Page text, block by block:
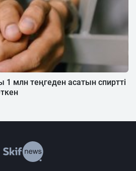
1 млн теңгеден асатын спиртті